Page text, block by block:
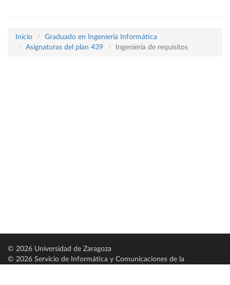
Inicio
Graduado en Ingeniería Informática
Asignaturas del plan 439
Ingeniería de requisitos
© 2026 Universidad de Zaragoza
© 2026 Servicio de Informática y Comunicaciones de la